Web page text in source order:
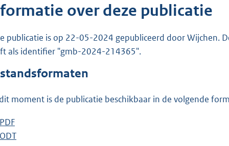
over deze publicatie
publicatie is op 22-05-2024 gepubliceerd door Wijchen.
als identifier "gmb-2024-214365".
moment is de publicatie beschikbaar in de volgende
D
o
PDF
e
D
ODT